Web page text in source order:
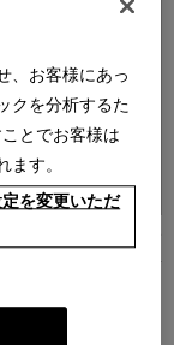
、お客様にあっ
クを分析するた
とでお客様は
ます。
を変更いただ